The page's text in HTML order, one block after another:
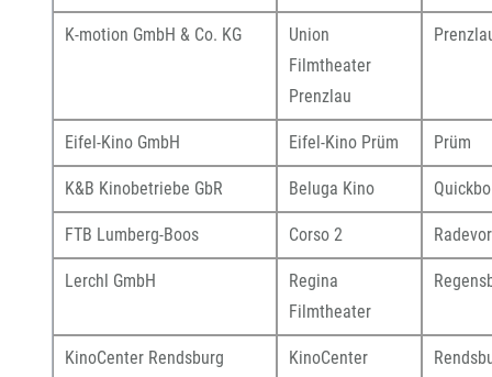
K-motion GmbH & Co. KG
Union
Filmtheater
Prenzlau
Eifel-Kino GmbH Eifel-Kino Prüm Prüm
K&B Kinobetriebe GbR Beluga Kino
FTB Lumberg-Boos Corso 2
Lerchl GmbH
Regina
Filmtheater
KinoCenter Rendsburg
KinoCenter